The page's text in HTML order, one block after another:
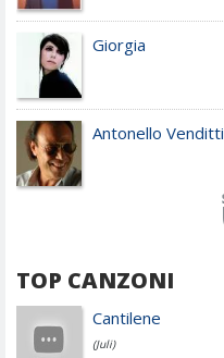
Giorgia
Antonello Venditti
Achille Lauro
TOP CANZONI
Cantilene
(Juli)